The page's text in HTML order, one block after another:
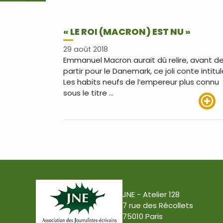
« LE ROI (MACRON) EST NU »
29 août 2018
Emmanuel Macron aurait dû relire, avant de
partir pour le Danemark, ce joli conte
Les habits neufs de l’empereur plus connu
sous le titre …
JNE - Atelier 128
7 rue des Récollets
75010 Paris